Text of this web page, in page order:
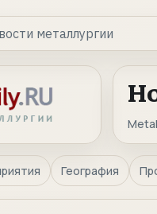
металлургии
География